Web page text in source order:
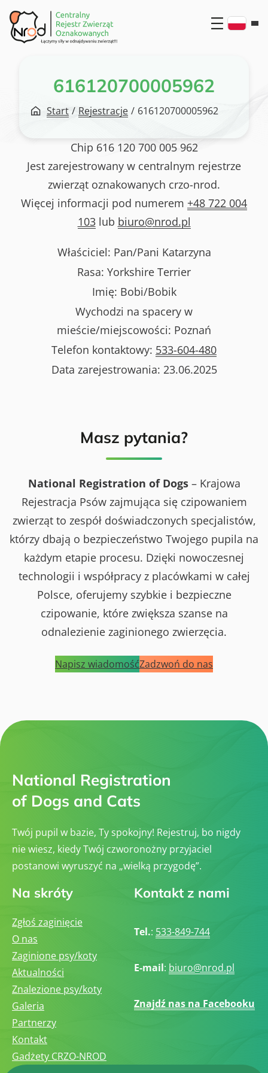
Przejdź
do
treści
616120700005962
Start / Rejestracje / 616120700005962
Chip 616 120 700 005 962
Jest zarejestrowany w centralnym rejestrze
zwierząt oznakowanych crzo-nrod.
Więcej informacji pod numerem +48 722 004
103lub biuro@nrod.pl
Właściciel: Pan/Pani Katarzyna
Rasa: Yorkshire Terrier
Imię: Bobi/Bobik
Wychodzi na spacery w
mieście/miejscowości: Poznań
Telefon kontaktowy: 533-604-480
Data zarejestrowania: 23.06.2025
Masz pytania?
National Registration of Dogs– Krajowa
Rejestracja Psów zajmująca się czipowaniem
zwierząt to zespół doświadczonych specjalistów,
którzy dbają o bezpieczeństwo Twojego pupila na
każdym etapie procesu. Dzięki nowoczesnej
technologii i współpracy z placówkami w całej
Polsce, oferujemy szybkie i bezpieczne
czipowanie, które zwiększa szanse na
odnalezienie zaginionego zwierzęcia.
Napisz wiadomośćZadzwoń do nas
National Registration
of Dogs and Cats
Twój pupil w bazie, Ty spokojny! Rejestruj, bo nigdy
nie wiesz, kiedy Twój czworonożny przyjaciel
postanowi wyruszyć na „wielką przygodę”.
Na skróty
Zgłoś zaginięcie
O nas
Zaginione psy/koty
Aktualności
Znalezione psy/koty
Galeria
Partnerzy
Kontakt
Gadżety CRZO-NROD
Kontakt z nami
Tel.: 533-849-744
E-mail: biuro@nrod.pl
Znajdź nas na Facebooku